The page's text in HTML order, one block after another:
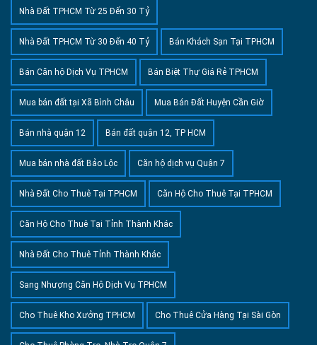
Nhà Đất TPHCM Từ 25 Đến 30 Tỷ
Nhà Đất TPHCM Từ 30 Đến 40 Tỷ Bán Khách Sạn Tại TPHCM
Bán Căn hộ Dịch Vụ TPHCM Bán Biệt Thự Giá Rẻ TPHCM
Mua bán đất tại Xã Bình Châu Mua Bán Đất Huyện Cần Giờ
Bán nhà quận 12 Bán đất quận 12, TP HCM
Mua bán nhà đất Bảo Lộc Căn hộ dịch vụ Quận 7
Nhà Đất Cho Thuê Tại TPHCM Căn Hộ Cho Thuê Tại TPHCM
Căn Hộ Cho Thuê Tại Tỉnh Thành Khác
Nhà Đất Cho Thuê Tỉnh Thành Khác
Sang Nhượng Căn Hộ Dịch Vụ TPHCM
Cho Thuê Kho Xưởng TPHCM Cho Thuê Cửa Hàng Tại Sài Gòn